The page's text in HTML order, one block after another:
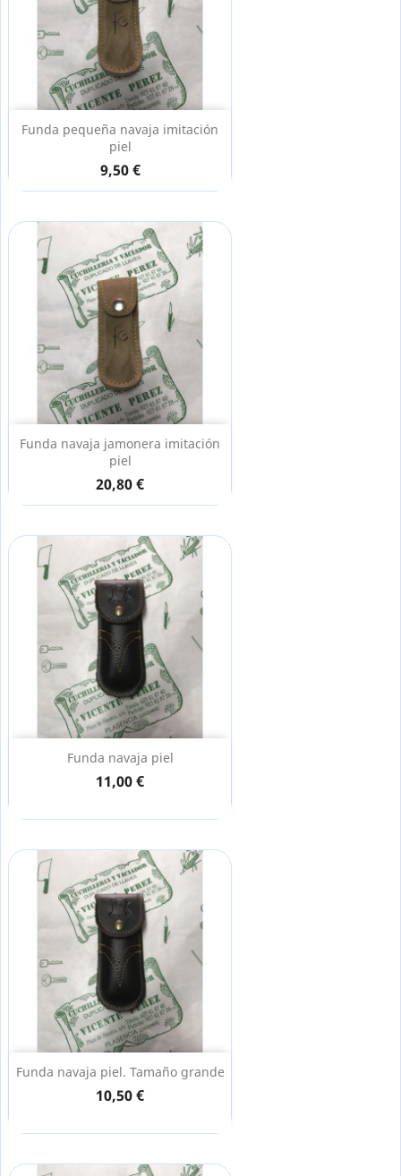
Funda pequeña navaja imitación
piel
9,50 €
Funda navaja jamonera imitación
piel
20,80 €
Funda navaja piel
11,00 €
Funda navaja piel. Tamaño grande
10,50 €